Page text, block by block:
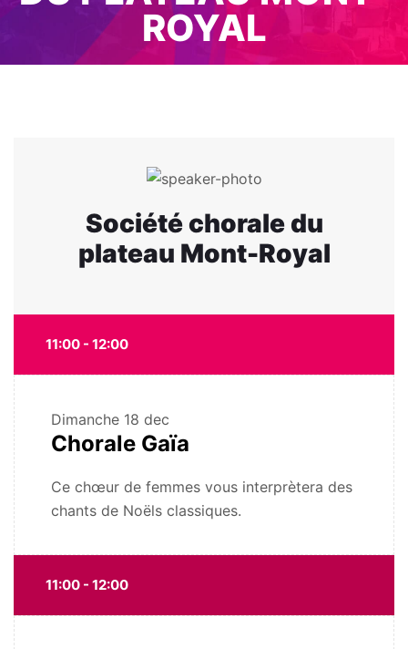
ROYAL
Société chorale du
plateau Mont-Royal
11:00 - 12:00
Dimanche 18 dec
Chorale Gaïa
Ce chœur de femmes vous interprètera des
chants de Noëls classiques.
11:00 - 12:00